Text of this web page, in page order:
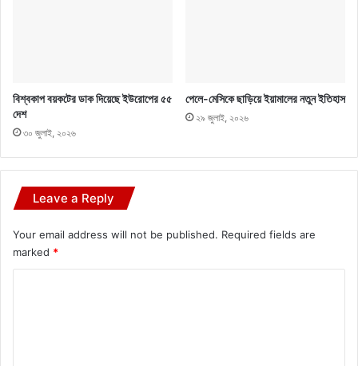
বিশ্বকাপ বয়কটের ডাক দিয়েছে ইউরোপের ৫৫
দেশ
৩০ জুলাই, ২০২৬
পেলে-মেসিকে ছাড়িয়ে ইয়ামালের নতুন ইতিহাস
২৯ জুলাই, ২০২৬
Leave a Reply
Your email address will not be published. Required fields are
marked *